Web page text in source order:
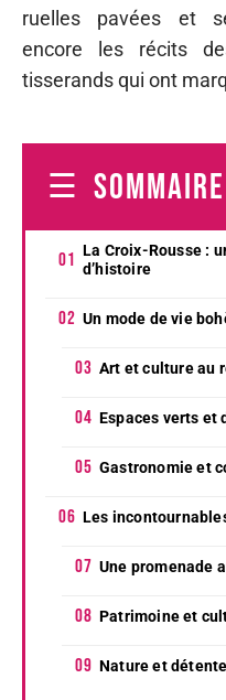
ruelles pavées et
encore les récits
tisserands qui ont
SOMMAIRE
La Croix-Rousse :
d’histoire
Un mode de vie
Art et culture au
Espaces verts et
Gastronomie et
Les
Une promenade
Patrimoine et
Nature et détente